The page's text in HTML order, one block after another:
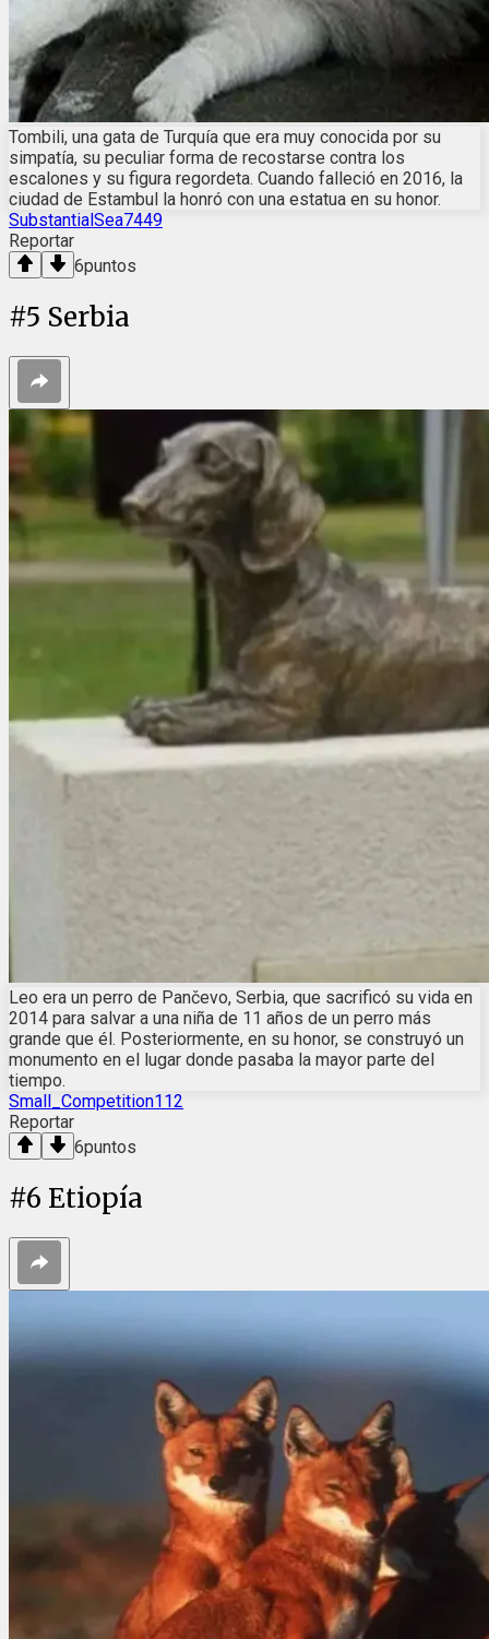
Tombili, una gata de Turquía que era muy conocida por su
simpatía, su peculiar forma de recostarse contra los
escalones y su figura regordeta. Cuando falleció en 2016, la
ciudad de Estambul la honró con una estatua en su honor.
SubstantialSea7449
Reportar
6puntos
#5 Serbia
Leo era un perro de Pančevo, Serbia, que sacrificó su vida en
2014 para salvar a una niña de 11 años de un perro más
grande que él. Posteriormente, en su honor, se construyó un
monumento en el lugar donde pasaba la mayor parte del
tiempo.
Small_Competition112
Reportar
6puntos
#6 Etiopía